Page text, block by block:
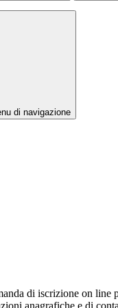
di navigazione
di iscrizione on
anagrafiche e di